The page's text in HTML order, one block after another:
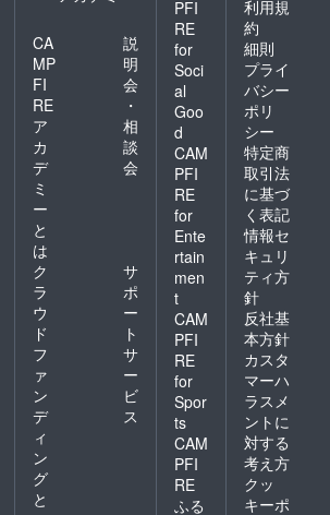
CA
MP
FI
RE
ア
カ
デ
ミ
ー
と
は
説
明
会
・
相
談
会
ク
ラ
ウ
ド
フ
ァ
ン
デ
ィ
ン
グ
と
サ
ポ
ー
ト
サ
ー
ビ
ス
PFI
RE
for
Soci
al
Goo
d
CAM
PFI
RE
for
Ente
rtain
men
t
CAM
PFI
RE
for
Spor
ts
CAM
PFI
RE
ふる
利用規
約
細則
プライ
バシー
ポリ
シー
特定商
取引法
に基づ
く表記
情報セ
キュリ
ティ方
針
反社基
本方針
カスタ
マーハ
ラスメ
ントに
対する
考え方
クッ
キーポ